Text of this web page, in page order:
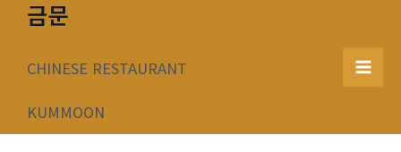
너
금문
CHINESE RESTAURANT
KUMMOON
Main